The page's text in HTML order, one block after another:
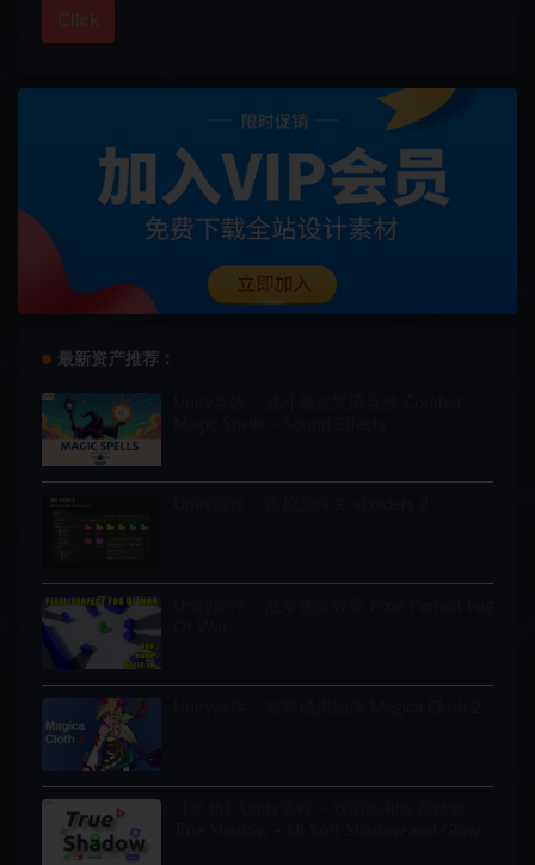
Click
最新资产推荐：